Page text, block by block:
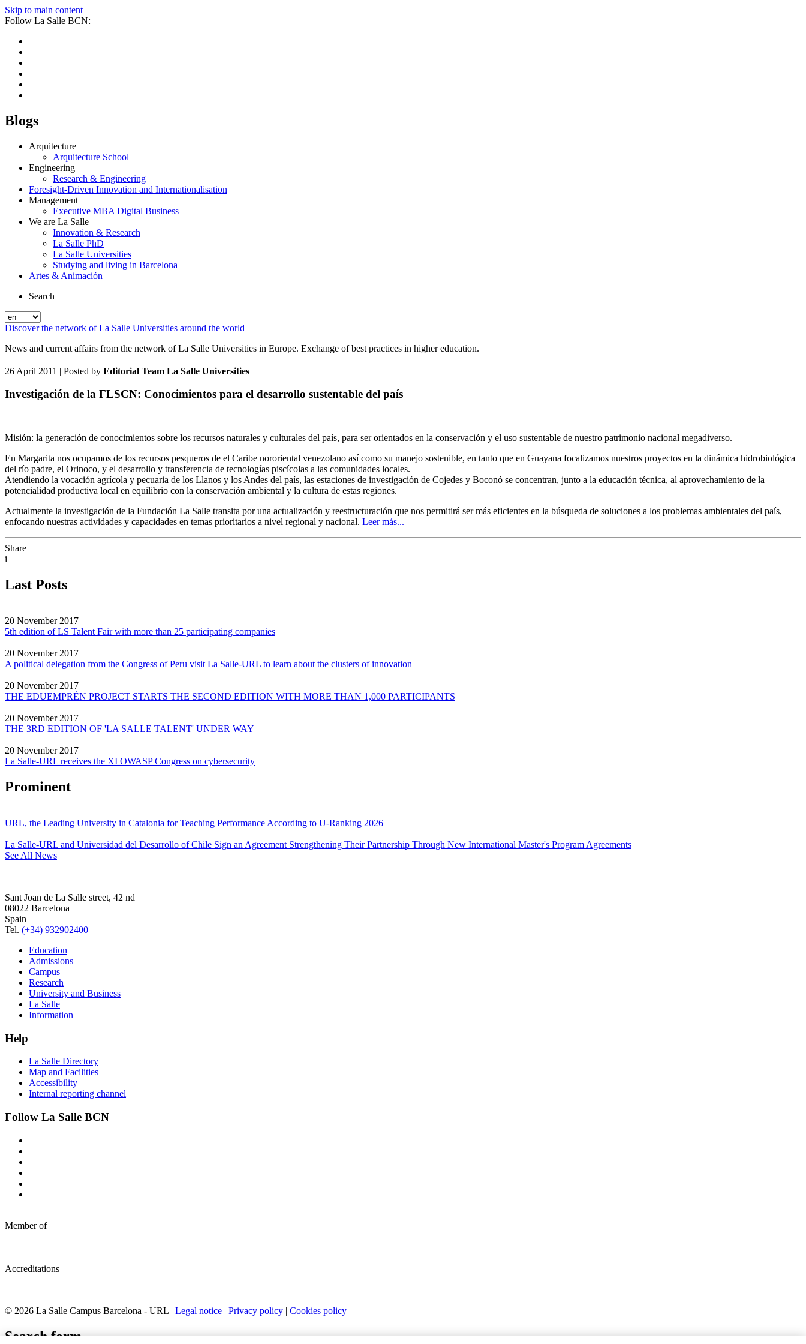
Skip to main content
Follow La Salle BCN:
Blogs
Arquitecture
Arquitecture School
Engineering
Research & Engineering
Foresight-Driven Innovation and Internationalisation
Management
Executive MBA Digital Business
We are La Salle
Innovation & Research
La Salle PhD
La Salle Universities
Studying and living in Barcelona
Artes & Animación
Search
Discover the network of La Salle Universities around the world
News and current affairs from the network of La Salle Universities in Europe. Exchange of best practices in higher education.
26 April 2011 | Posted by Editorial Team La Salle Universities
Investigación de la FLSCN: Conocimientos para el desarrollo sustentable del país
Misión: la generación de conocimientos sobre los recursos naturales y culturales del país, para ser orientados en la conservación y el uso sustentable de nuestro patrimonio nacional megadiverso.
En Margarita nos ocupamos de los recursos pesqueros de el Caribe nororiental venezolano así como su manejo sostenible, en tanto que en Guayana focalizamos nuestros proyectos en la dinámica hidrobiológica
del río padre, el Orinoco, y el desarrollo y transferencia de tecnologías piscícolas a las comunidades locales.
Atendiendo la vocación agrícola y pecuaria de los Llanos y los Andes del país, las estaciones de investigación de Cojedes y Boconó se concentran, junto a la educación técnica, al aprovechamiento de la
potencialidad productiva local en equilibrio con la conservación ambiental y la cultura de estas regiones.
Actualmente la investigación de la Fundación La Salle transita por una actualización y reestructuración que nos permitirá ser más eficientes en la búsqueda de soluciones a los problemas ambientales del país,
enfocando nuestras actividades y capacidades en temas prioritarios a nivel regional y nacional. Leer más...
Share
i
Last Posts
20 November 2017
5th edition of LS Talent Fair with more than 25 participating companies
20 November 2017
A political delegation from the Congress of Peru visit La Salle-URL to learn about the clusters of innovation
20 November 2017
THE EDUEMPRÉN PROJECT STARTS THE SECOND EDITION WITH MORE THAN 1,000 PARTICIPANTS
20 November 2017
THE 3RD EDITION OF 'LA SALLE TALENT' UNDER WAY
20 November 2017
La Salle-URL receives the XI OWASP Congress on cybersecurity
Prominent
URL, the Leading University in Catalonia for Teaching Performance According to U-Ranking 2026
La Salle-URL and Universidad del Desarrollo of Chile Sign an Agreement Strengthening Their Partnership Through New International Master's Program Agreements
See All News
Sant Joan de La Salle street, 42 nd
08022 Barcelona
Spain
Tel. (+34) 932902400
Education
Admissions
Campus
Research
University and Business
La Salle
Information
Help
La Salle Directory
Map and Facilities
Accessibility
Internal reporting channel
Follow La Salle BCN
Member of
Accreditations
© 2026 La Salle Campus Barcelona - URL | Legal notice | Privacy policy | Cookies policy
Search form